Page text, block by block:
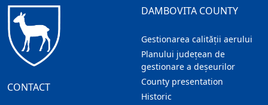
CONTACT
DAMBOVITA COUNTY
Gestionarea calității aerului
Planului județean de
gestionare a deșeurilor
County presentation
Historic